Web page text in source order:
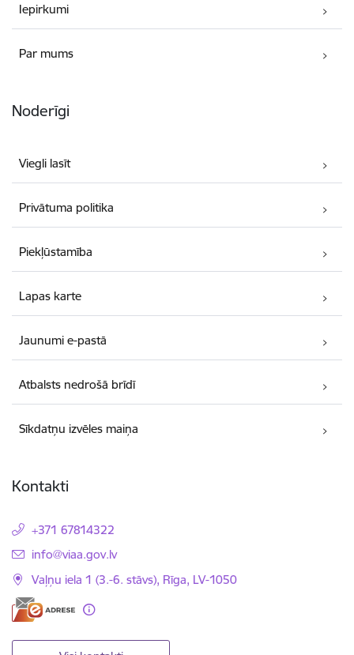
Iepirkumi
Par mums
Noderīgi
Viegli lasīt
Privātuma politika
Piekļūstamība
Lapas karte
Jaunumi e-pastā
Atbalsts nedrošā brīdī
Sīkdatņu izvēles maiņa
Kontakti
+371 67814322
E-pasts:
info@viaa.gov.lv
Vaļņu iela 1 (3.-6. stāvs), Rīga, LV-1050